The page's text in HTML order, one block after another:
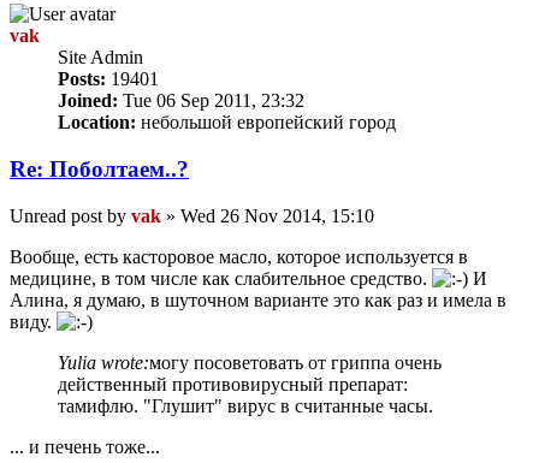
vak
Site Admin
Posts: 19401
Joined: Tue 06 Sep 2011, 23:32
Location: небольшой европейский город
Re: Пoбoлтаем..?
Unread post by vak » Wed 26 Nov 2014, 15:10
Вообще, есть касторовое масло, которое используется в
медицине, в том числе как слабительное средство.
И
Алина, я думаю, в шуточном варианте это как раз и имела в
виду.
Yulia wrote:могу посоветовать от гриппа очень
действенный противовирусный препарат:
тамифлю. "Глушит" вирус в считанные часы.
... и печень тоже...